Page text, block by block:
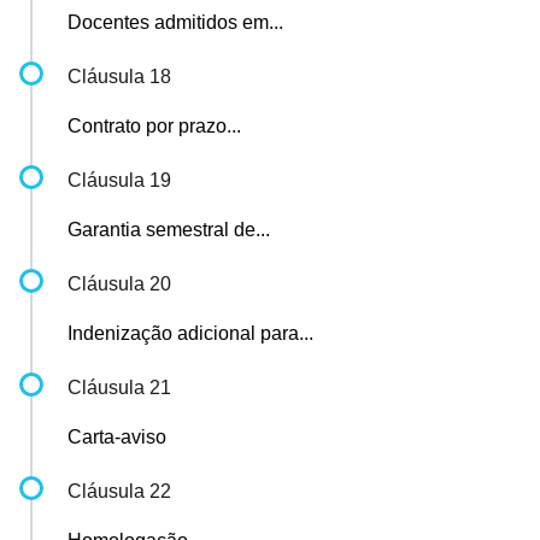
Docentes admitidos em...
Cláusula 18
Contrato por prazo...
Cláusula 19
Garantia semestral de...
Cláusula 20
Indenização adicional para...
Cláusula 21
Carta-aviso
Cláusula 22